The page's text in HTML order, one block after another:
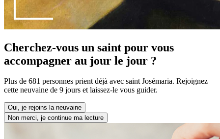
Cherchez-vous un saint pour vous
accompagner au jour le jour ?
Plus de 681 personnes prient déjà avec saint Josémaria. Rejoignez
cette neuvaine de 9 jours et laissez-le vous guider.
Oui, je rejoins la neuvaine
Non merci, je continue ma lecture